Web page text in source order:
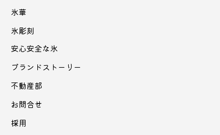
氷華
氷彫刻
安心安全な氷
ブランドストーリー
不動産部
お問合せ
採用